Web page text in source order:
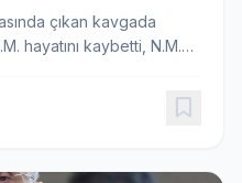
çıkan kavgada
hayatını kaybetti, N.M.